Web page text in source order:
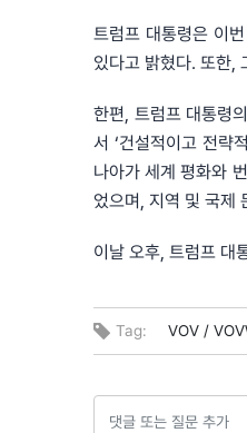
트럼프 대통령은 이
있다고 밝혔다. 또한,
한편, 트럼프 대통령
서 ‘건설적이고 전략
나아가 세계 평화와
었으며, 지역 및 국제
이날 오후, 트럼프 대
Tag: VOV /